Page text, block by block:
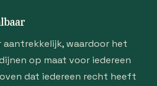
aantrekkelijk, waardoor het
op maat voor iedereen
dat iedereen recht heeft